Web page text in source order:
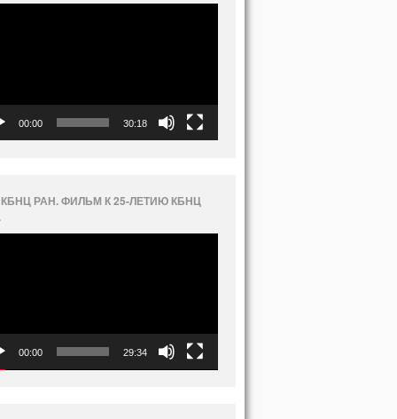
00:00 30:18
РАН. ФИЛЬМ К 25-ЛЕТИЮ КБНЦ
00:00 29:34